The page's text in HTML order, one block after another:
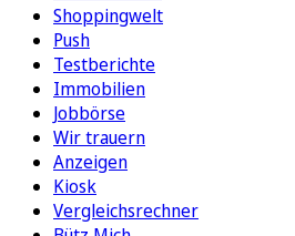
Shoppingwelt
Push
Testberichte
Immobilien
Jobbörse
Wir trauern
Anzeigen
Kiosk
Vergleichsrechner